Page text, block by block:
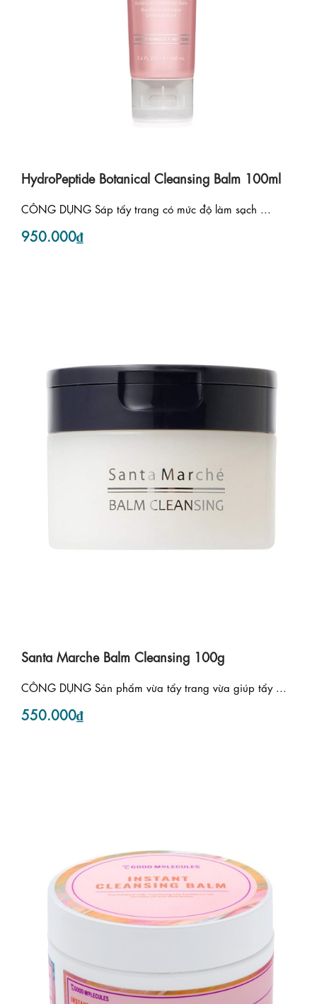
HydroPeptide Botanical Cleansing Balm 100ml
CÔNG DỤNG Sáp tẩy trang có mức độ làm sạch ...
950.000₫
Santa Marche Balm Cleansing 100g
CÔNG DỤNG Sản phẩm vừa tẩy trang vừa giúp tẩy ...
550.000₫